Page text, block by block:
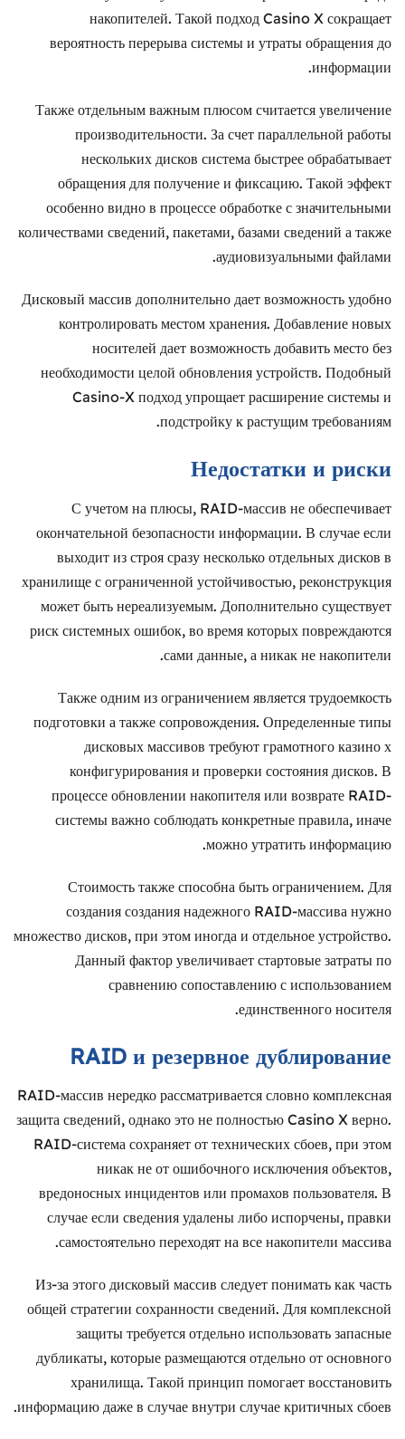
накопителей. Такой подход Casino X сокращает
вероятность перерыва системы и утраты обращения до
информации.
Также отдельным важным плюсом считается увеличение
производительности. За счет параллельной работы
нескольких дисков система быстрее обрабатывает
обращения для получение и фиксацию. Такой эффект
особенно видно в процессе обработке с значительными
количествами сведений, пакетами, базами сведений а также
аудиовизуальными файлами.
Дисковый массив дополнительно дает возможность удобно
контролировать местом хранения. Добавление новых
носителей дает возможность добавить место без
необходимости целой обновления устройств. Подобный
Casino-X подход упрощает расширение системы и
подстройку к растущим требованиям.
Недостатки и риски
С учетом на плюсы, RAID-массив не обеспечивает
окончательной безопасности информации. В случае если
выходит из строя сразу несколько отдельных дисков в
хранилище с ограниченной устойчивостью, реконструкция
может быть нереализуемым. Дополнительно существует
риск системных ошибок, во время которых повреждаются
сами данные, а никак не накопители.
Также одним из ограничением является трудоемкость
подготовки а также сопровождения. Определенные типы
дисковых массивов требуют грамотного казино х
конфигурирования и проверки состояния дисков. В
процессе обновлении накопителя или возврате RAID-
системы важно соблюдать конкретные правила, иначе
можно утратить информацию.
Стоимость также способна быть ограничением. Для
создания создания надежного RAID-массива нужно
множество дисков, при этом иногда и отдельное устройство.
Данный фактор увеличивает стартовые затраты по
сравнению сопоставлению с использованием
единственного носителя.
RAID и резервное дублирование
RAID-массив нередко рассматривается словно комплексная
защита сведений, однако это не полностью Casino X верно.
RAID-система сохраняет от технических сбоев, при этом
никак не от ошибочного исключения объектов,
вредоносных инцидентов или промахов пользователя. В
случае если сведения удалены либо испорчены, правки
самостоятельно переходят на все накопители массива.
Из-за этого дисковый массив следует понимать как часть
общей стратегии сохранности сведений. Для комплексной
защиты требуется отдельно использовать запасные
дубликаты, которые размещаются отдельно от основного
хранилища. Такой принцип помогает восстановить
информацию даже в случае внутри случае критичных сбоев.